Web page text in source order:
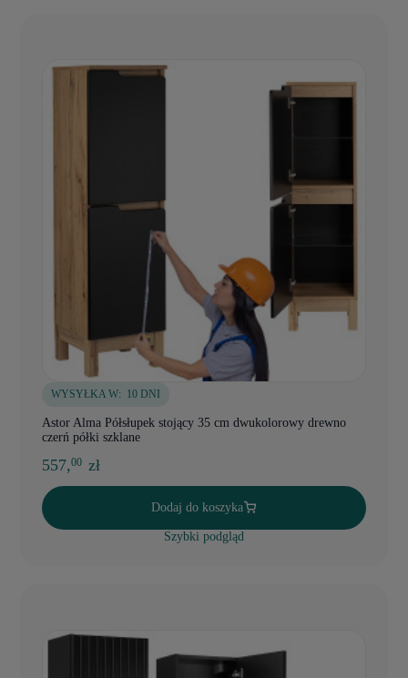
WYSYŁKA W: 10 DNI
Astor Alma Półsłupek stojący 35 cm dwukolorowy drewno
czerń półki szklane
557,00 zł
Dodaj do koszyka
Szybki podgląd